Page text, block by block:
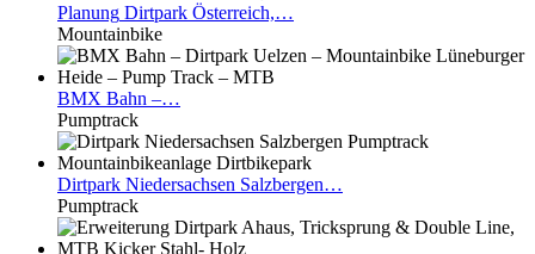
Planung Dirtpark Österreich,…
Mountainbike
BMX Bahn –…
Pumptrack
Dirtpark Niedersachsen Salzbergen…
Pumptrack